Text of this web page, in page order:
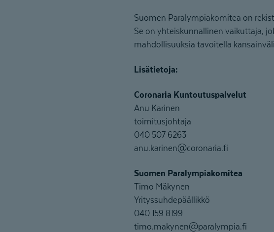
Suomen Paralympiakomitea on
Se on yhteiskunnallinen vaikuttaja,
mahdollisuuksia tavoitella
Lisätietoja:
Coronaria Kuntoutuspalvelut
Anu Karinen
toimitusjohtaja
040 507 6263
anu.karinen@coronaria.fi
Suomen Paralympiakomitea
Timo Mäkynen
Yrityssuhdepäällikkö
040 159 8199
timo.makynen@paralympia.fi